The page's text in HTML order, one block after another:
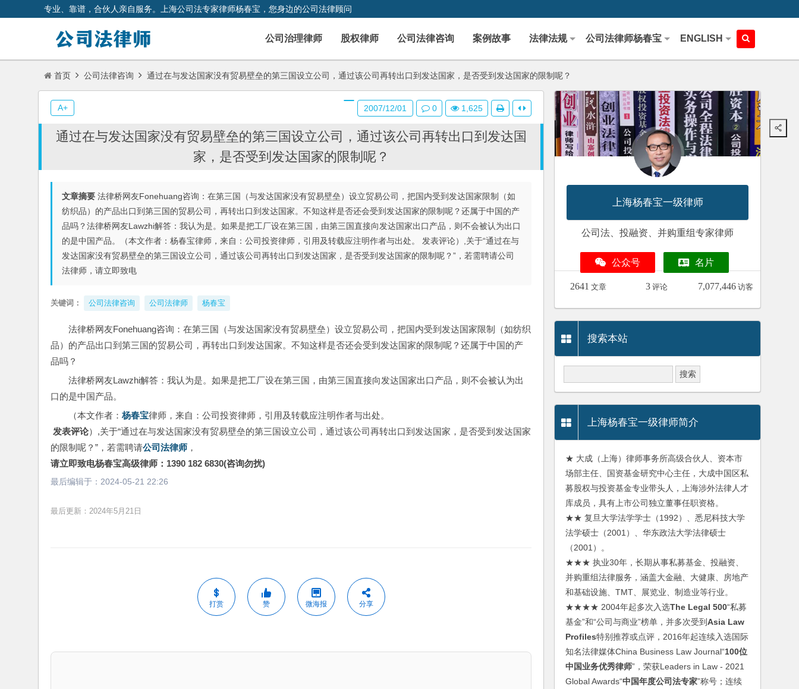
专业、靠谱，合伙人亲自服务。上海公司法专家律师杨春宝，您身边的公司法律顾问
公司治理律师 股权律师 公司法律咨询 案例故事 法律法规 公司法律师杨春宝 ENGLISH
首页 公司法律咨询 通过在与发达国家没有贸易壁垒的第三国设立公司，通过该公司再转出口到发达国家，是否受到发达国家的限制呢？
通过在与发达国家没有贸易壁垒的第三国设立公司，通过该公司再转出口到发达国
家，是否受到发达国家的限制呢？
文章摘要 法律桥网友Fonehuang咨询：在第三国（与发达国家没有贸易壁垒）设立贸易公司，把国内受到发达国家限制（如
纺织品）的产品出口到第三国的贸易公司，再转出口到发达国家。不知这样是否还会受到发达国家的限制呢？还属于中国的产
品吗？法律桥网友Lawzhi解答：我认为是。如果是把工厂设在第三国，由第三国直接向发达国家出口产品，则不会被认为出口
的是中国产品。（本文作者：杨春宝律师，来自：公司投资律师，引用及转载应注明作者与出处。 发表评论）,关于“通过在与
发达国家没有贸易壁垒的第三国设立公司，通过该公司再转出口到发达国家，是否受到发达国家的限制呢？”，若需聘请公司
法律师，请立即致电
关键词： 公司法律咨询 公司法律师 杨春宝
法律桥网友Fonehuang咨询：在第三国（与发达国家没有贸易壁垒）设立贸易公司，把国内受到发达国家限制（如纺织
品）的产品出口到第三国的贸易公司，再转出口到发达国家。不知这样是否还会受到发达国家的限制呢？还属于中国的产
品吗？
法律桥网友Lawzhi解答：我认为是。如果是把工厂设在第三国，由第三国直接向发达国家出口产品，则不会被认为出
口的是中国产品。
（本文作者： 杨春宝律师，来自：公司投资律师，引用及转载应注明作者与出处。
发表评论）,关于“通过在与发达国家没有贸易壁垒的第三国设立公司，通过该公司再转出口到发达国家，是否受到发达国家
的限制呢？”，若需聘请公司法律师 ，
请立即致电杨春宝高级律师：1390 182 6830(咨询勿扰)
最后编辑于： 2024-05-21 22:26
最后更新：2024年5月21日
打赏 赞 微海报 分享
2007/12/01 0 1,625
A+
上海杨春宝一级律师
公司法、投融资、并购重组专家律师
公众号 名片
2641 文章 3 评论 7,077,446 访客
搜索本站
上海杨春宝一级律师简介
★ 大成（上海）律师事务所高级合伙人、资本市
场部主任、国资基金研究中心主任，大成中国区私
募股权与投资基金专业带头人，上海涉外法律人才
库成员，具有上市公司独立董事任职资格。
★★ 复旦大学法学学士（1992）、悉尼科技大学
法学硕士（2001）、华东政法大学法律硕士
（2001）。
★★★ 执业30年，长期从事私募基金、投融资、
并购重组法律服务，涵盖大金融、大健康、房地产
和基础设施、TMT、展览业、制造业等行业。
★★★★ 2004年起多次入选The Legal 500“私募
基金”和“公司与商业”榜单，并多次受到Asia Law
Profiles特别推荐或点评，2016年起连续入选国际
知名法律媒体China Business Law Journal“100位
中国业务优秀律师”，荣获Leaders in Law - 2021
Global Awards“中国年度公司法专家”称号；连续